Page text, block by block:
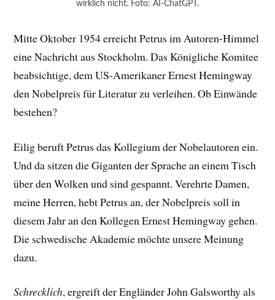
wirklich nicht. Foto: AI-ChatGPT.
Mitte Oktober 1954 erreicht Petrus im Autoren-Himmel
eine Nachricht aus Stockholm. Das Königliche Komitee
beabsichtige, dem US-Amerikaner Ernest Hemingway
den Nobelpreis für Literatur zu verleihen. Ob Einwände
bestehen?
Eilig beruft Petrus das Kollegium der Nobelautoren ein.
Und da sitzen die Giganten der Sprache an einem Tisch
über den Wolken und sind gespannt. Verehrte Damen,
meine Herren, hebt Petrus an, der Nobelpreis soll in
diesem Jahr an den Kollegen Ernest Hemingway gehen.
Die schwedische Akademie möchte unsere Meinung
dazu.
Schrecklich, ergreift der Engländer John Galsworthy als